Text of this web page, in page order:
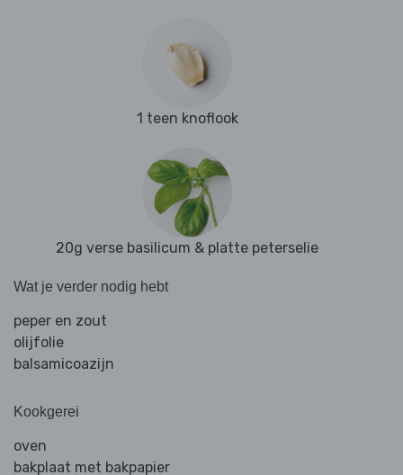
1 teen knoflook
20g verse basilicum & platte peterselie
Wat je verder nodig hebt
peper en zout
olijfolie
balsamicoazijn
Kookgerei
oven
bakplaat met bakpapier